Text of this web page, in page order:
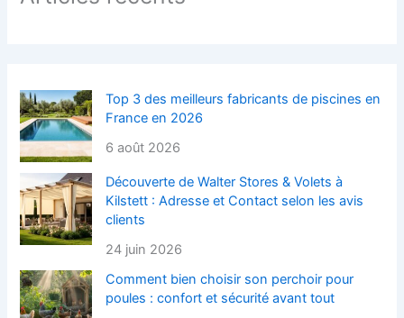
Top 3 des meilleurs fabricants de piscines en
France en 2026
6 août 2026
Découverte de Walter Stores & Volets à
Kilstett : Adresse et Contact selon les avis
clients
24 juin 2026
Comment bien choisir son perchoir pour
poules : confort et sécurité avant tout